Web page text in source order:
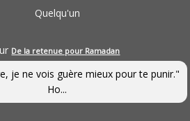
Quelqu'un
De la retenue pour Ramadan
je ne vois guère mieux pour te punir."
Ho...